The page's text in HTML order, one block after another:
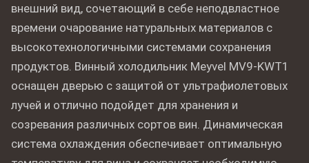
внешний вид, сочетающий в себе неподвластное
времени очарование натуральных материалов с
высокотехнологичными системами сохранения
продуктов. Винный холодильник Meyvel MV9-KWT1
оснащен дверью с защитой от ультрафиолетовых
лучей и отлично подойдет для хранения и
созревания различных сортов вин. Динамическая
система охлаждения обеспечивает оптимальную